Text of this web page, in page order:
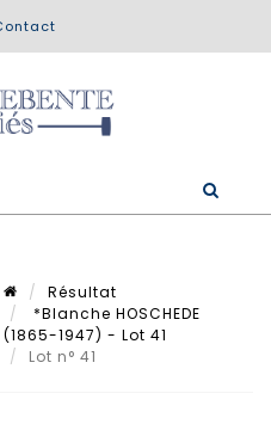
Résultat
*Blanche HOSCHEDE
(1865-1947) - Lot 41
Lot n° 41